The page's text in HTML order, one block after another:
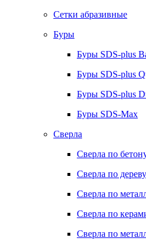
Сетки абразивные
Буры
Буры SDS-plus
Буры SDS-plus
Буры SDS-plus
Буры SDS-Max
Сверла
Сверла по
Сверла по дереву
Сверла по
Сверла по
Сверла по